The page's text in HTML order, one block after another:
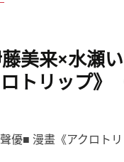
美来×水瀬
トリップ》
優■ 漫畫《アクロト